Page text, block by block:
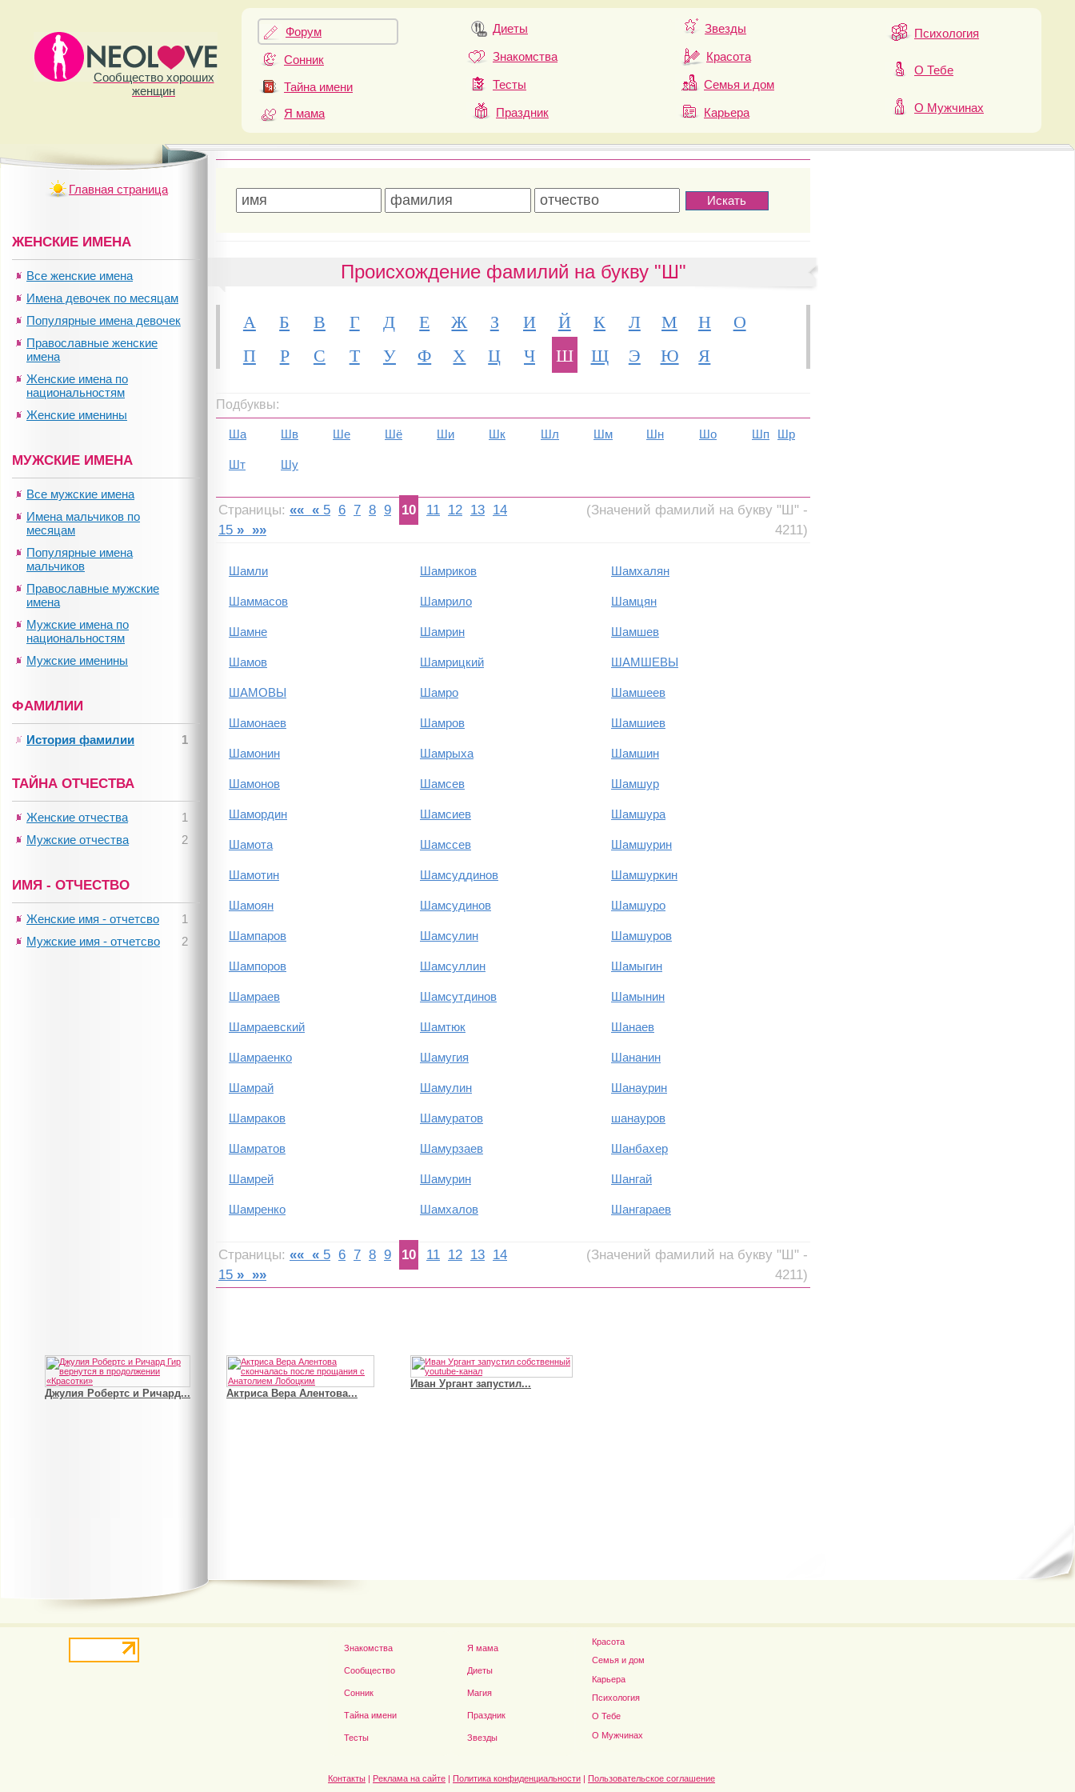
Сообщество хороших
женщин
Форум
Сонник
Тайна имени
Я мама
Диеты
Знакомства
Тесты
Праздник
Звезды
Красота
Семья и дом
Карьера
Психология
О Тебе
О Мужчинах
Происхождение фамилий на букву "Ш"
А Б В Г Д Е Ж З И Й К Л М Н
О
П
Р С Т У Ф Х Ц Ч Ш Щ Э Ю Я
Подбуквы:
Ша Шв Ше Шё Ши Шк Шл Шм Шн Шо Шп Шр
Шт Шу
Страницы: «« « 5 6 7 8 9 10 11 12 13 14
15 » »»
(Значений фамилий на букву "Ш" -
4211)
Шамли Шамриков Шамхалян
Шаммасов Шамрило Шамцян
Шамне Шамрин Шамшев
Шамов Шамрицкий ШАМШЕВЫ
ШАМОВЫ Шамро Шамшеев
Шамонаев Шамров Шамшиев
Шамонин Шамрыха Шамшин
Шамонов Шамсев Шамшур
Шамордин Шамсиев Шамшура
Шамота Шамссев Шамшурин
Шамотин Шамсуддинов Шамшуркин
Шамоян Шамсудинов Шамшуро
Шампаров Шамсулин Шамшуров
Шампоров Шамсуллин Шамыгин
Шамраев Шамсутдинов Шамынин
Шамраевский Шамтюк Шанаев
Шамраенко Шамугия Шананин
Шамрай Шамулин Шанаурин
Шамраков Шамуратов шанауров
Шамратов Шамурзаев Шанбахер
Шамрей Шамурин Шангай
Шамренко Шамхалов Шангараев
Страницы: «« « 5 6 7 8 9 10 11 12 13 14
15 » »»
(Значений фамилий на букву "Ш" -
4211)
Главная страница
ЖЕНСКИЕ ИМЕНА
Все женские имена
Имена девочек по месяцам
Популярные имена девочек
Православные женские
имена
Женские имена по
национальностям
Женские именины
МУЖСКИЕ ИМЕНА
Все мужские имена
Имена мальчиков по
месяцам
Популярные имена
мальчиков
Православные мужские
имена
Мужские имена по
национальностям
Мужские именины
ФАМИЛИИ
1
История фамилии
ТАЙНА ОТЧЕСТВА
1
Женские отчества
2
Мужские отчества
ИМЯ - ОТЧЕСТВО
1
Женские имя - отчетсво
2
Мужские имя - отчетсво
Джулия Робертс и Ричард... Актриса Вера Алентова...
Иван Ургант запустил...
Дэниел Рэдклифф...
Знакомства
Сообщество
Сонник
Тайна имени
Тесты
Я мама
Диеты
Магия
Праздник
Звезды
Красота
Семья и дом
Карьера
Психология
О Тебе
О Мужчинах
Контакты | Реклама на сайте | Политика конфиденциальности | Пользовательское соглашение